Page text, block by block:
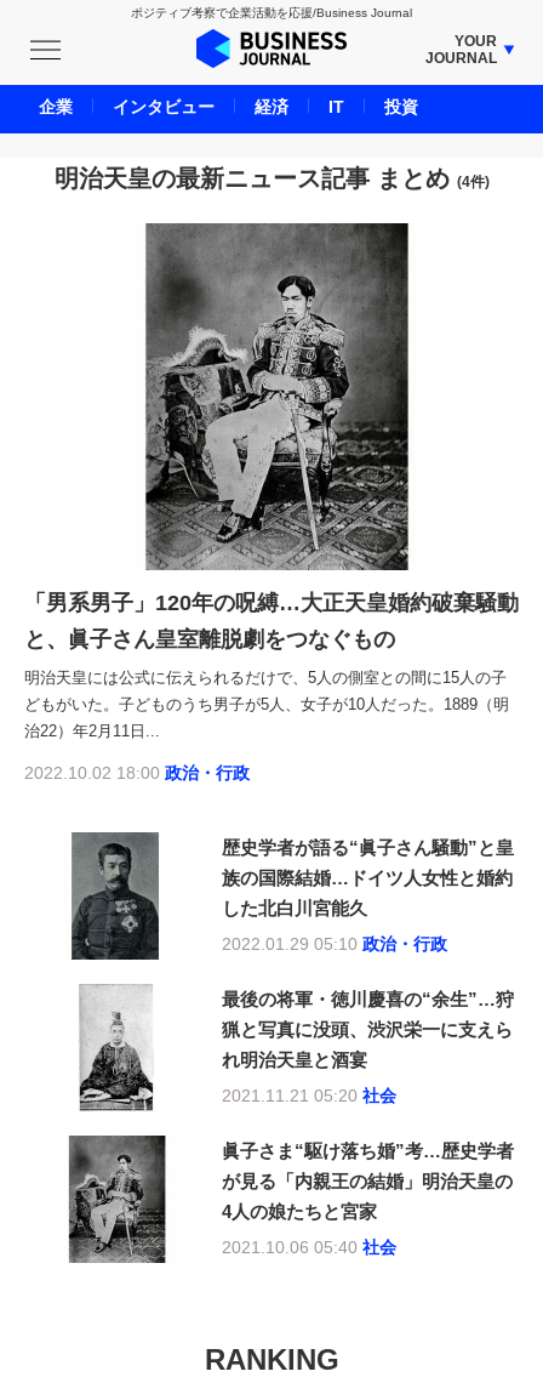
ポジティブ考察で企業活動を応援/Business Journal
YOUR
JOURNAL
BUSINESS JOURNAL
UNICORN JOURNAL
CARBON CREDITS JOURNAL
ENERGY MANAGEMENT JOURNAL
INBOUND JOURNAL
LIFE ENDING JOURNAL
AI JOURNAL
REAL ESTATE BROKERAGE JOURNAL
SMART MARKETING JOURNAL
BPaaS JOURNAL
ADOPTABLE DOG JOURNAL
明治天皇の最新ニュース記事 まとめ (4件)
「男系男子」120年の呪縛…大正天皇婚約破棄騒動
と、眞子さん皇室離脱劇をつなぐもの
明治天皇には公式に伝えられるだけで、5人の側室との間に15人の子
どもがいた。子どものうち男子が5人、女子が10人だった。1889（明
治22）年2月11日...
2022.10.02 18:00 政治・行政
歴史学者が語る“眞子さん騒動”と皇
族の国際結婚…ドイツ人女性と婚約
した北白川宮能久
2022.01.29 05:10 政治・行政
最後の将軍・徳川慶喜の“余生”…狩
猟と写真に没頭、渋沢栄一に支えら
れ明治天皇と酒宴
2021.11.21 05:20 社会
眞子さま“駆け落ち婚”考…歴史学者
が見る「内親王の結婚」明治天皇の
4人の娘たちと宮家
2021.10.06 05:40 社会
RANKING
企業 インタビュー 経済 IT 投資